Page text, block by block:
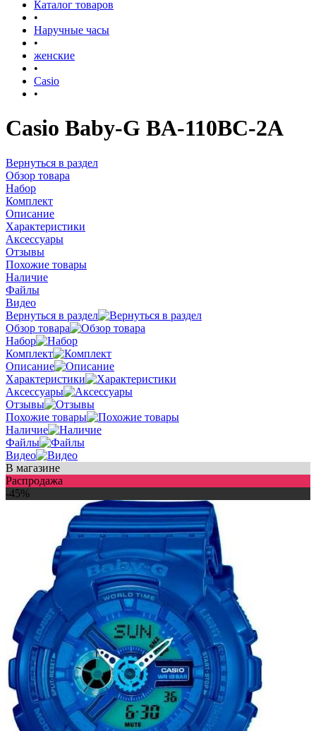
Каталог товаров
•
Наручные часы
•
женские
•
Casio
•
Casio Baby-G BA-110BC-2A
Вернуться в раздел
Обзор товара
Набор
Комплект
Описание
Характеристики
Аксессуары
Отзывы
Похожие товары
Наличие
Файлы
Видео
Вернуться в раздел
Обзор товара
Набор
Комплект
Описание
Характеристики
Аксессуары
Отзывы
Похожие товары
Наличие
Файлы
Видео
В магазине
Распродажа
-45%